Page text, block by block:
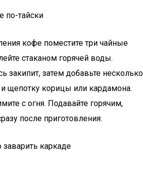
по-тайски
кофе поместите три чайные
стаканом горячей воды.
закипит, затем добавьте несколько
щепотку корицы или кардамона.
с огня. Подавайте горячим,
после приготовления.
каркаде